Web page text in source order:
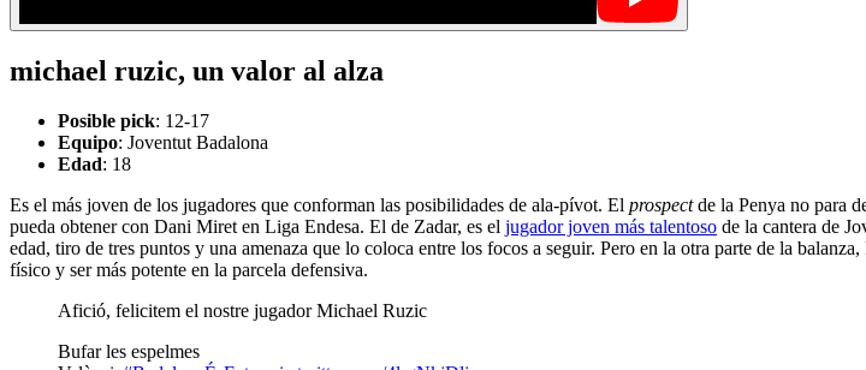
michael ruzic, un valor al alza
Posible pick: 12-17
Equipo: Joventut Badalona
Edad: 18
Es el más joven de los jugadores que conforman las posibilidades de ala-pívot. El prospectde la Penya no para
pueda obtener con Dani Miret en Liga Endesa. El de Zadar, es el jugador joven más talentoso de la cantera de
edad, tiro de tres puntos y una amenaza que lo coloca entre los focos a seguir. Pero en la otra parte de la
físico y ser más potente en la parcela defensiva.
Afició, felicitem el nostre jugador Michael Ruzic
Bufar les espelmes